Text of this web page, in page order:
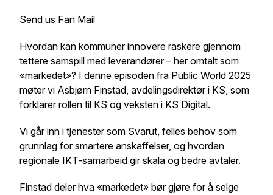
Send us Fan Mail
Hvordan kan kommuner innovere raskere gjennom
tettere samspill med leverandører – her omtalt som
«markedet»? I denne episoden fra Public World 2025
møter vi Asbjørn Finstad, avdelingsdirektør i KS, som
forklarer rollen til KS og veksten i KS Digital.
Vi går inn i tjenester som Svarut, felles behov som
grunnlag for smartere anskaffelser, og hvordan
regionale IKT-samarbeid gir skala og bedre avtaler.
Finstad deler hva «markedet» bør gjøre for å selge